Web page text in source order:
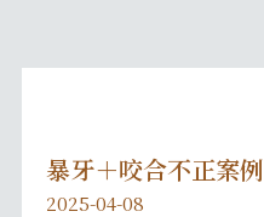
暴牙＋咬合不正案例
2025-04-08